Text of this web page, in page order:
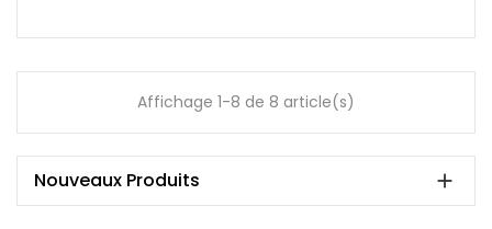
Affichage 1-8 de 8 article(s)
Nouveaux Produits 